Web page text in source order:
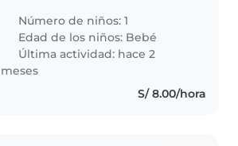
lleno de energía y muy juguetón.
Necesitamos a alguien cómodo/a
con mascotas, que sepa cocinar,
hacer tareas..
Número de niños: 1
Edad de los niños: Bebé
Última actividad: hace 2
meses
S/ 8.00/hora